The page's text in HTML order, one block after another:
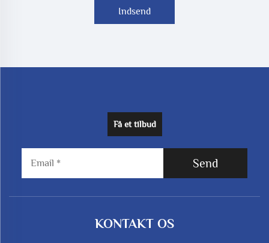
Indsend
Få et tilbud
Send
KONTAKT OS